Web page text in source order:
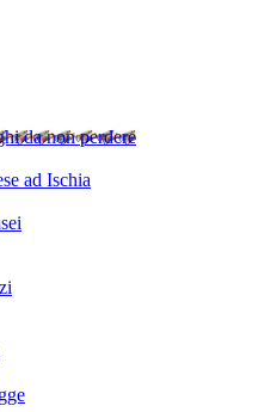
da non perdere
ad Ischia